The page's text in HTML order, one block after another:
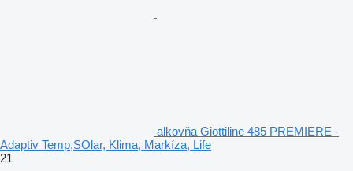
alkovňa Giottiline 485 PREMIERE -
Adaptiv Temp,SOlar, Klima, Markíza, Life
21